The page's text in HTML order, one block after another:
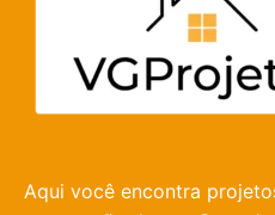
Aqui você encontra